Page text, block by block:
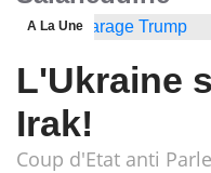
A La Une
L'Ukraine
Irak!
Coup d'Etat anti